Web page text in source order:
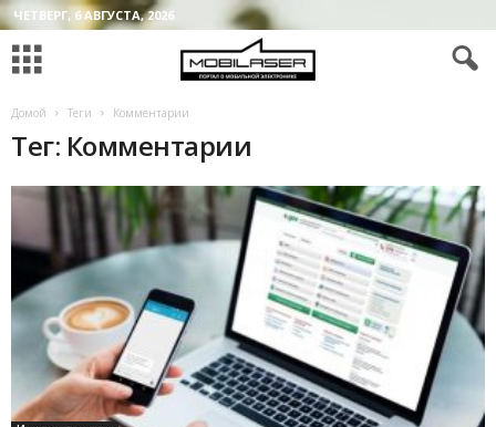
ЧЕТВЕРГ, 6 АВГУСТА, 2026
Домой Теги Комментарии
Тег: Комментарии